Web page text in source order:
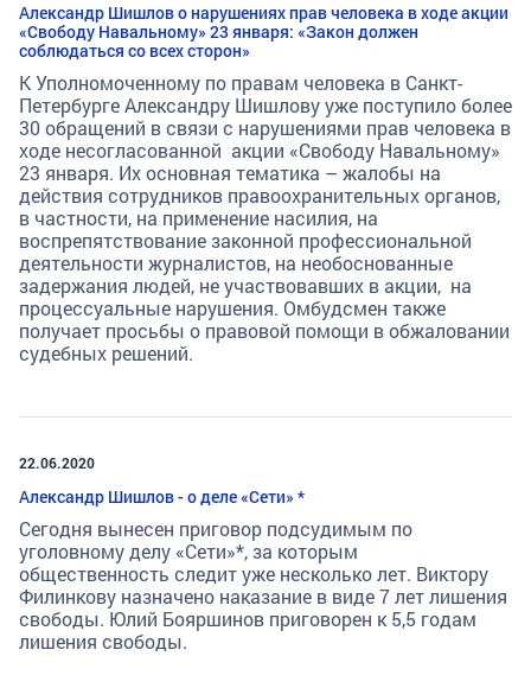
Александр Шишлов о нарушениях прав человека в ходе акции
«Свободу Навальному» 23 января: «Закон должен
соблюдаться со всех сторон»
К Уполномоченному по правам человека в Санкт-
Петербурге Александру Шишлову уже поступило более
30 обращений в связи с нарушениями прав человека в
ходе несогласованной акции «Свободу Навальному»
23 января. Их основная тематика – жалобы на
действия сотрудников правоохранительных органов,
в частности, на применение насилия, на
воспрепятствование законной профессиональной
деятельности журналистов, на необоснованные
задержания людей, не участвовавших в акции, на
процессуальные нарушения. Омбудсмен также
получает просьбы о правовой помощи в обжаловании
судебных решений.
22.06.2020
Александр Шишлов - о деле «Сети» *
Сегодня вынесен приговор подсудимым по
уголовному делу «Сети»*, за которым
общественность следит уже несколько лет. Виктору
Филинкову назначено наказание в виде 7 лет лишения
свободы. Юлий Бояршинов приговорен к 5,5 годам
лишения свободы.